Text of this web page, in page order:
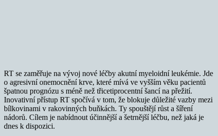
RT se zaměřuje na vývoj nové léčby akutní myeloidní leukémie. Jde
o agresivní onemocnění krve, které mívá ve vyšším věku pacientů
špatnou prognózu s méně než třicetiprocentní šancí na přežití.
Inovativní přístup RT spočívá v tom, že blokuje důležité vazby mezi
bílkovinami v rakovinných buňkách. Ty spouštějí růst a šíření
nádorů. Cílem je nabídnout účinnější a šetrnější léčbu, než jaká je
dnes k dispozici.